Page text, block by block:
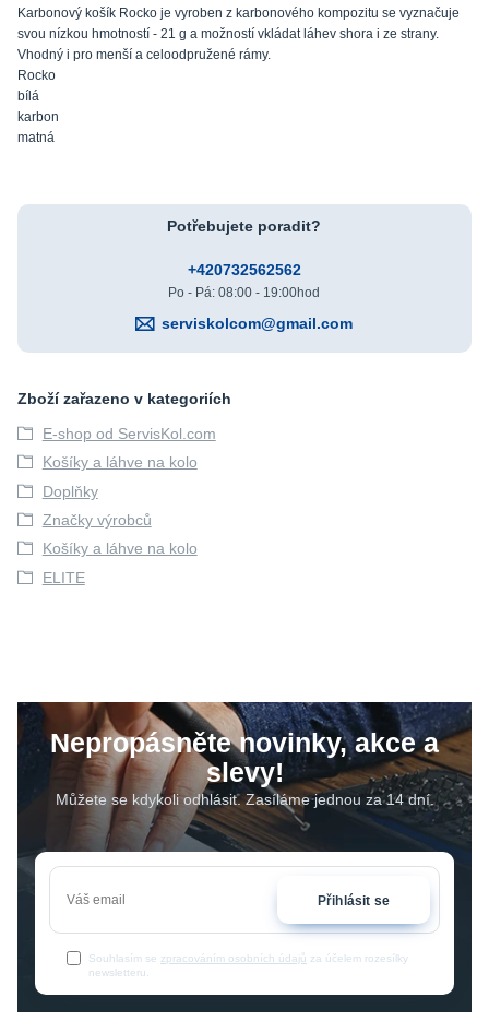
Karbonový košík Rocko je vyroben z karbonového kompozitu se vyznačuje
svou nízkou hmotností - 21 g a možností vkládat láhev shora i ze strany.
Vhodný i pro menší a celoodpružené rámy.
Rocko
bílá
karbon
matná
Potřebujete poradit?
+420732562562
Po - Pá: 08:00 - 19:00hod
serviskolcom@gmail.com
Zboží zařazeno v kategoriích
E-shop od ServisKol.com
Košíky a láhve na kolo
Doplňky
Značky výrobců
Košíky a láhve na kolo
ELITE
Nepropásněte novinky, akce a
slevy!
Můžete se kdykoli odhlásit. Zasíláme jednou za 14 dní.
Přihlásit se
Souhlasím se zpracováním osobních údajů za účelem rozesílky
newsletteru.